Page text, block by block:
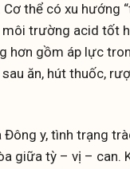
thể có xu hướng
trường acid tốt
hơn gồm áp lực
ăn, hút thuốc,
Đông y, tình trạng
giữa tỳ – vị – can.